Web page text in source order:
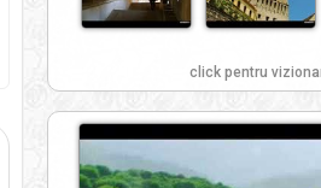
click pentru